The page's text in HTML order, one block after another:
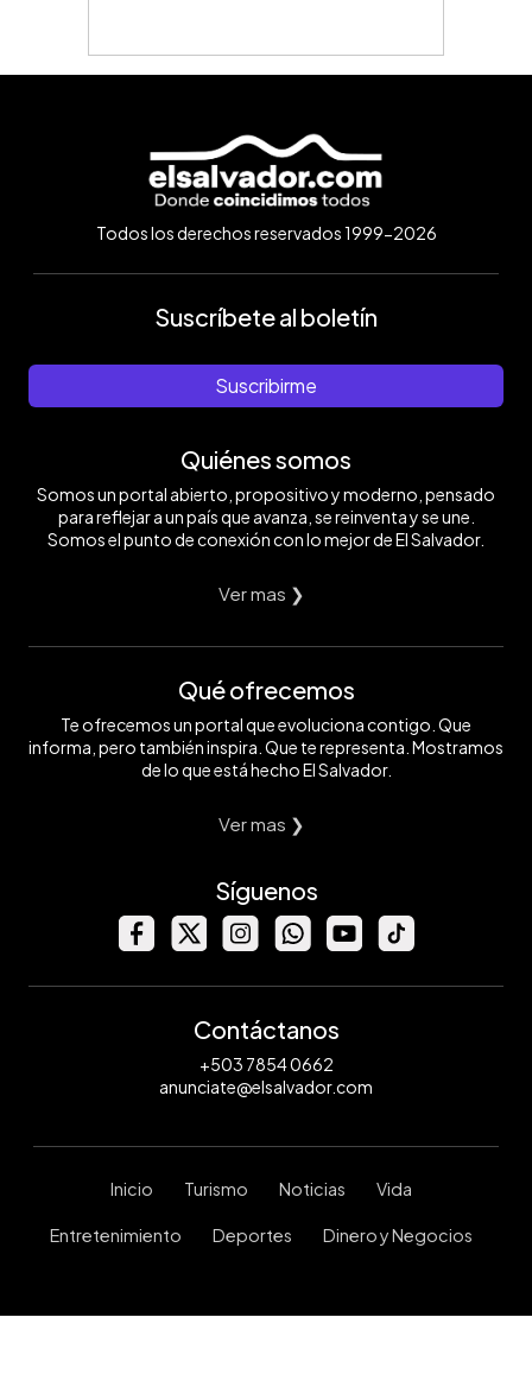
Todos los derechos reservados 1999-2026
Suscríbete al boletín
Suscribirme
Quiénes somos
Somos un portal abierto, propositivo y moderno, pensado
para reflejar a un país que avanza, se reinventa y se une.
Somos el punto de conexión con lo mejor de El Salvador.
Ver mas ❯
Qué ofrecemos
Te ofrecemos un portal que evoluciona contigo. Que
informa, pero también inspira. Que te representa. Mostramos
de lo que está hecho El Salvador.
Ver mas ❯
Síguenos
Contáctanos
+503 7854 0662
anunciate@elsalvador.com
Inicio Turismo Noticias Vida
Entretenimiento Deportes Dinero y Negocios